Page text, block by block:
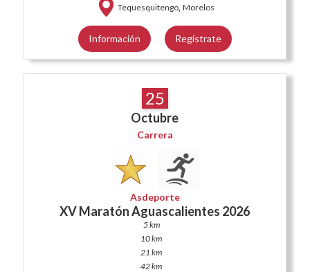
Tequesquitengo, Morelos
Información Regístrate
25
Octubre
Carrera
Asdeporte
XV Maratón Aguascalientes 2026
5 km
10 km
21 km
42 km